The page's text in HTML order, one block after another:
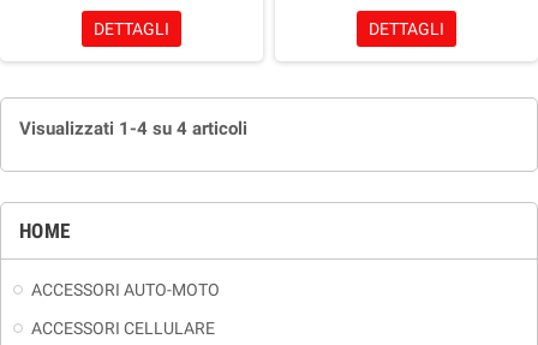
HOME
ACCESSORI AUTO-MOTO
ACCESSORI CELLULARE
DETTAGLI DETTAGLI
Visualizzati 1-4 su 4 articoli